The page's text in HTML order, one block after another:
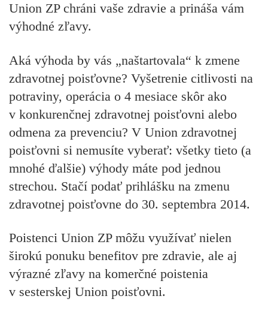
Union ZP chráni vaše zdravie a prináša vám
výhodné zľavy.
Aká výhoda by vás „naštartovala“ k zmene
zdravotnej poisťovne? Vyšetrenie citlivosti na
potraviny, operácia o 4 mesiace skôr ako
v konkurenčnej zdravotnej poisťovni alebo
odmena za prevenciu? V Union zdravotnej
poisťovni si nemusíte vyberať: všetky tieto (a
mnohé ďalšie) výhody máte pod jednou
strechou. Stačí podať prihlášku na zmenu
zdravotnej poisťovne do 30. septembra 2014.
Poistenci Union ZP môžu využívať nielen
širokú ponuku benefitov pre zdravie, ale aj
výrazné zľavy na komerčné poistenia
v sesterskej Union poisťovni.